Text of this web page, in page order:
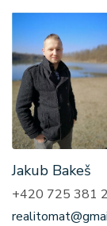
Jakub Bakeš
+420 725 381